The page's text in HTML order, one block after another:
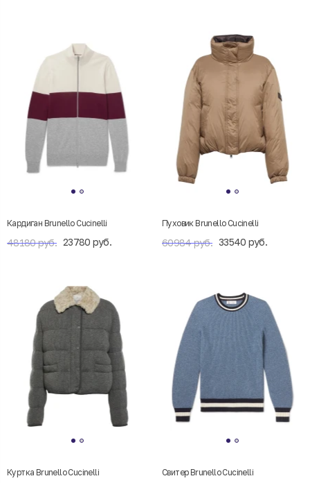
Кардиган Brunello Cucinelli
48180 руб. 23780 руб.
Пуховик Brunello Cucinelli
60984 руб. 33540 руб.
Куртка Brunello Cucinelli Свитер Brunello Cucinelli